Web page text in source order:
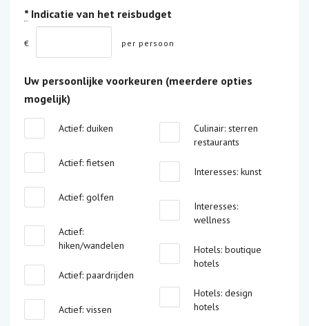
* Indicatie van het reisbudget
€ per persoon
Uw persoonlijke voorkeuren (meerdere opties
mogelijk)
Actief: duiken
Actief: fietsen
Actief: golfen
Actief:
hiken/wandelen
Actief: paardrijden
Actief: vissen
Culinair: sterren
restaurants
Interesses: kunst
Interesses:
wellness
Hotels: boutique
hotels
Hotels: design
hotels